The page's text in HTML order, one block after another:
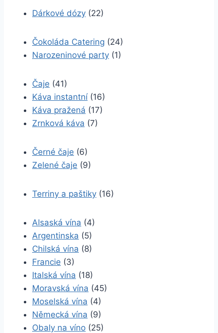
Dárkové dózy (22)
Čokoláda Catering (24)
Narozeninové party (1)
Čaje (41)
Káva instantní (16)
Káva pražená (17)
Zrnková káva (7)
Černé čaje (6)
Zelené čaje (9)
Terriny a paštiky (16)
Alsaská vína (4)
Argentinska (5)
Chilská vína (8)
Francie (3)
Italská vína (18)
Moravská vína (45)
Moselská vína (4)
Německá vína (9)
Obaly na víno (25)